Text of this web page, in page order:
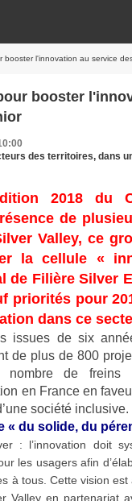
booster l'innovation au service
booster
des territoires, dans une
2018 du
de
Valley, ce
la cellule «
de Filière Silver
priorités pour
dans ce
issues de six
de plus de 800
nombre de freins
en France en
société inclusive.
« du solide, du
: l’innovation doit
les usagers afin
à tous. Cette vision
Valley en partenariat